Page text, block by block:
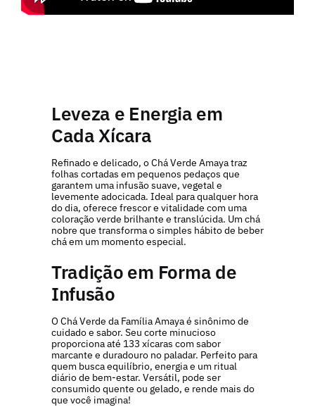
Leveza e Energia em
Cada Xícara
Refinado e delicado, o Chá Verde Amaya traz
folhas cortadas em pequenos pedaços que
garantem uma infusão suave, vegetal e
levemente adocicada. Ideal para qualquer hora
do dia, oferece frescor e vitalidade com uma
coloração verde brilhante e translúcida. Um chá
nobre que transforma o simples hábito de beber
chá em um momento especial.
Tradição em Forma de
Infusão
O Chá Verde da Família Amaya é sinônimo de
cuidado e sabor. Seu corte minucioso
proporciona até 133 xícaras com sabor
marcante e duradouro no paladar. Perfeito para
quem busca equilíbrio, energia e um ritual
diário de bem-estar. Versátil, pode ser
consumido quente ou gelado, e rende mais do
que você imagina!